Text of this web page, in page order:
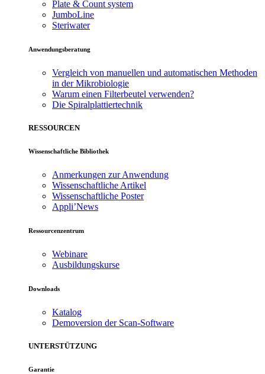
Plate & Count system
JumboLine
Steriwater
Anwendungsberatung
Vergleich von manuellen und automatischen Methoden
in der Mikrobiologie
Warum einen Filterbeutel verwenden?
Die Spiralplattier­technik
RESSOURCEN
Wissenschaftliche Bibliothek
Anmerkungen zur Anwendung
Wissenschaftliche Artikel
Wissenschaftliche Poster
Appli’News
Ressourcenzentrum
Webinare
Ausbildungskurse
Downloads
Katalog
Demoversion der Scan-Software
UNTERSTÜTZUNG
Garantie